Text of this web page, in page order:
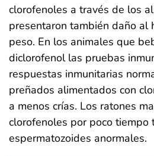
clorofenoles a través de los
presentaron también daño al
peso. En los animales que
diclorofenol las pruebas
respuestas inmunitarias
preñados alimentados con
a menos crías. Los ratones
clorofenoles por poco tiempo
espermatozoides anormales.